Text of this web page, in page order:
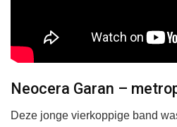
Neocera Garan –
Deze jonge vierkoppige band